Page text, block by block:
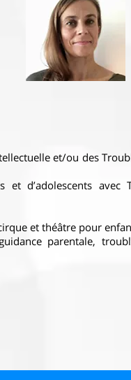
et/ou des
d’adolescents avec
et théâtre pour
parentale,